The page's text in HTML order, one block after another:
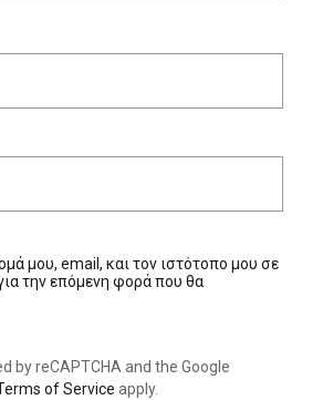
μου, email, και τον ιστότοπο μου σε
την επόμενη φορά που θα
by reCAPTCHA and the Google
of Service apply.